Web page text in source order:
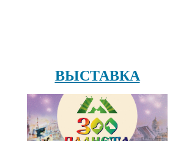
ВЫСТАВКА